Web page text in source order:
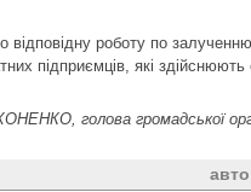
відповідну роботу по
підприємців, які
голова громадської